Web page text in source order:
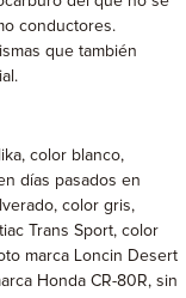
conductores.
que también
color blanco,
días pasados en
color gris,
Trans Sport, color
marca Loncin Desert
Honda CR-80R, sin